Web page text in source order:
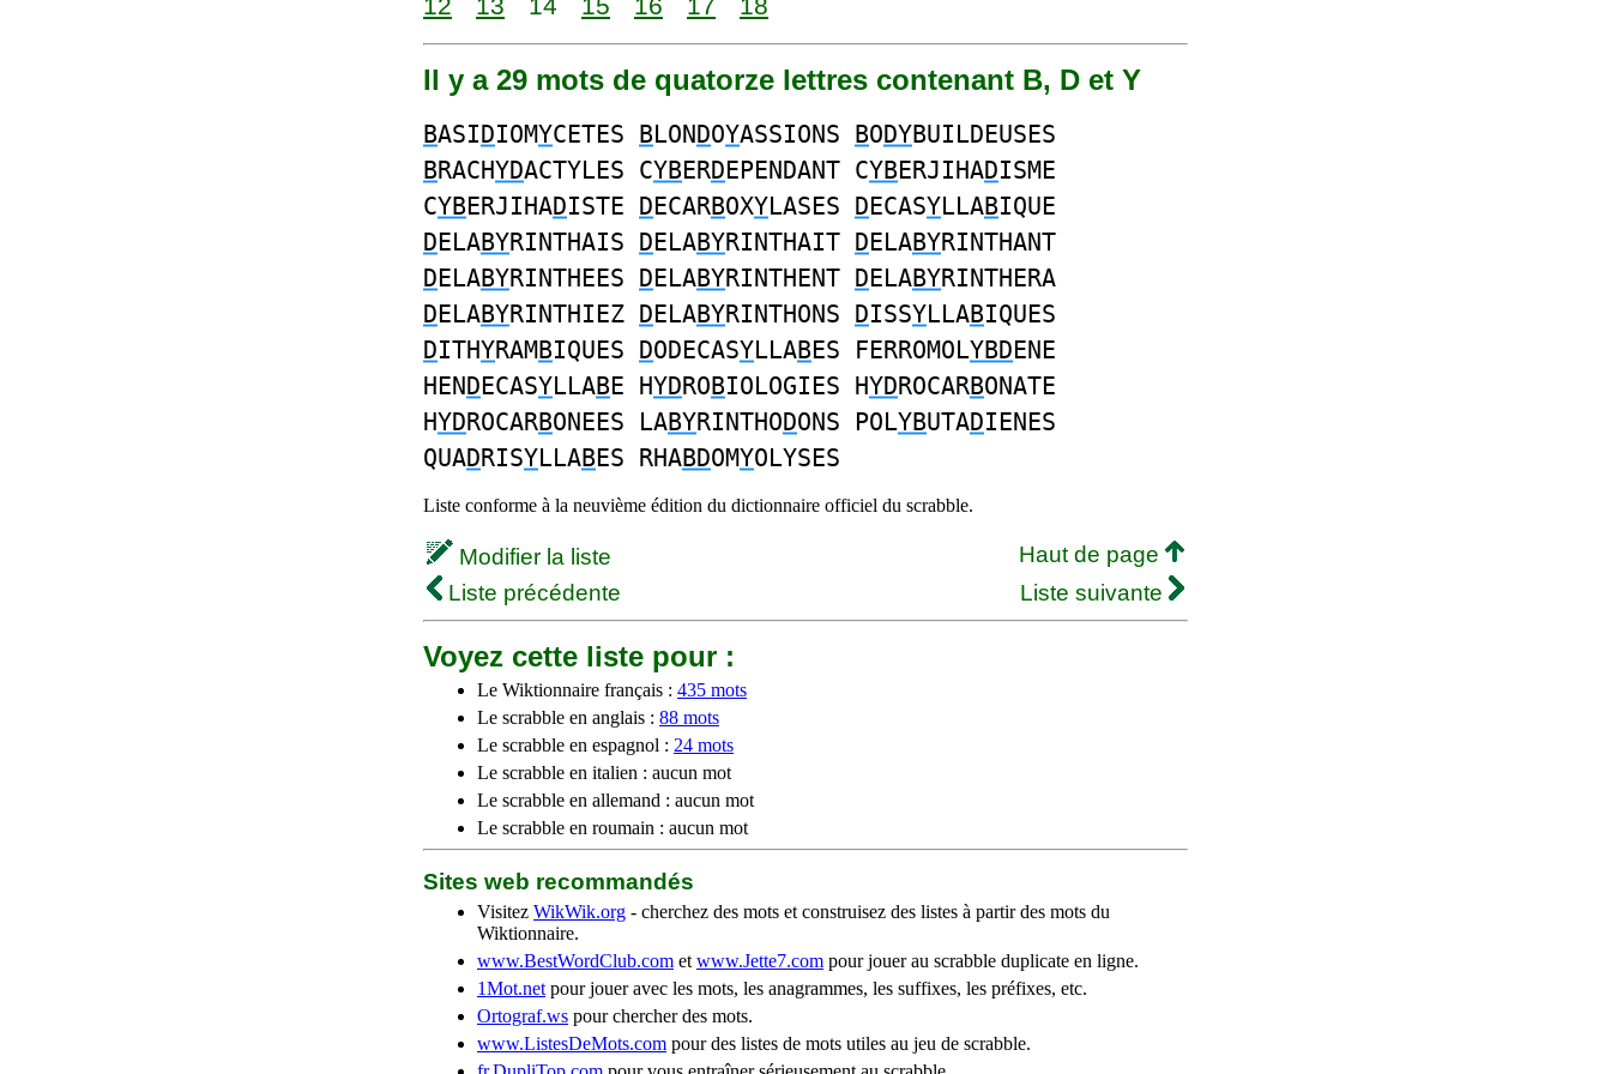
Il y a 29 mots de quatorze lettres contenant B, D et Y
BASIDIOMYCETES BLONDOYASSIONS BODYBUILDEUSES
BRACHYDACTYLES CYBERDEPENDANT CYBERJIHADISME
CYBERJIHADISTE DECARBOXYLASES DECASYLLABIQUE
DELABYRINTHAIS DELABYRINTHAIT DELABYRINTHANT
DELABYRINTHEES DELABYRINTHENT DELABYRINTHERA
DELABYRINTHIEZ DELABYRINTHONS DISSYLLABIQUES
DITHYRAMBIQUES DODECASYLLABES FERROMOLYBDENE
HENDECASYLLABE HYDROBIOLOGIES HYDROCARBONATE
HYDROCARBONEES LABYRINTHODONS POLYBUTADIENES
QUADRISYLLABES RHABDOMYOLYSES
Liste conforme à la neuvième édition du dictionnaire officiel du scrabble.
Modifier la liste
Haut de page
Liste précédente
Liste suivante
Voyez cette liste pour :
Le Wiktionnaire français : 435 mots
Le scrabble en anglais : 88 mots
Le scrabble en espagnol : 24 mots
Le scrabble en italien : aucun mot
Le scrabble en allemand : aucun mot
Le scrabble en roumain : aucun mot
Sites web recommandés
Visitez WikWik.org - cherchez des mots et construisez des listes à partir des mots du
Wiktionnaire.
www.BestWordClub.com et www.Jette7.com pour jouer au scrabble duplicate en ligne.
1Mot.net pour jouer avec les mots, les anagrammes, les suffixes, les préfixes, etc.
Ortograf.ws pour chercher des mots.
www.ListesDeMots.com pour des listes de mots utiles au jeu de scrabble.